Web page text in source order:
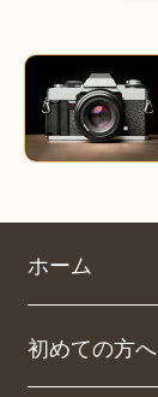
ホーム
初めての方へ